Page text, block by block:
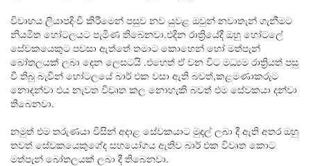
විවාහය ලියාපදිංචි කිරීමෙන් පසුව නව යුවළ ඔවුන් නවාතැන් ගැනීමට
නියමිත හෝටලයට පැමිණ තිබෙනවා.එදින රාත්‍රියේදී ඔහු හෝටලේ
සේවකයෙකුට පවසා ඇත්තේ තමාට කොහෙන් හෝ මත්පැන්
බෝතලයක් ලබා දෙන ලෙසටයි .එහෙත් ඒ වන විට මධ්‍යම රාත්‍රියත් පසු
වී තිබූ බැවින් හෝටලයේ බාර් එක වසා ඇති බවත්,කළමණාකරුට
නොදන්වා එය නැවත විවෘත කල නොහැකි බවත් එම සේවකයා දන්වා
තිබෙනවා.
නමුත් එම තරුණයා විසින් අදාළ සේවකයාට මුදල් ලබා දී ඇති අතර ඔහු
තවත් සේවකයෙකුගේද සහයෝගය ඇතිව බාර් එක විවෘත කොට
මත්පැන් බෝතලයක් ලබා දී තිබෙනවා.